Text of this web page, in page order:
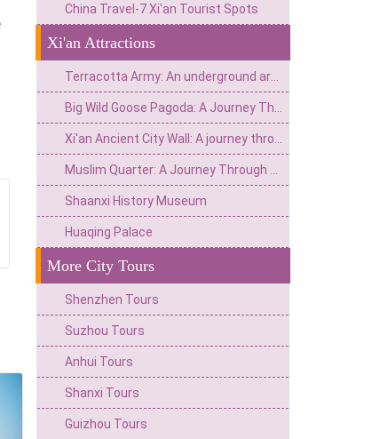
China Travel-7 Xi'an Tourist Spots
Xi'an Attractions
Shaanxi History Museum
Huaqing Palace
More City Tours
Shenzhen Tours
Suzhou Tours
Anhui Tours
Shanxi Tours
Guizhou Tours